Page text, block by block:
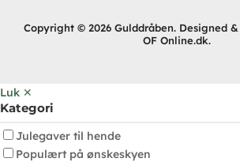
Copyright © 2026 Gulddråben. Designed &
OF Online.dk.
Luk ✕
Kategori
Julegaver til hende
Populært på ønskeskyen